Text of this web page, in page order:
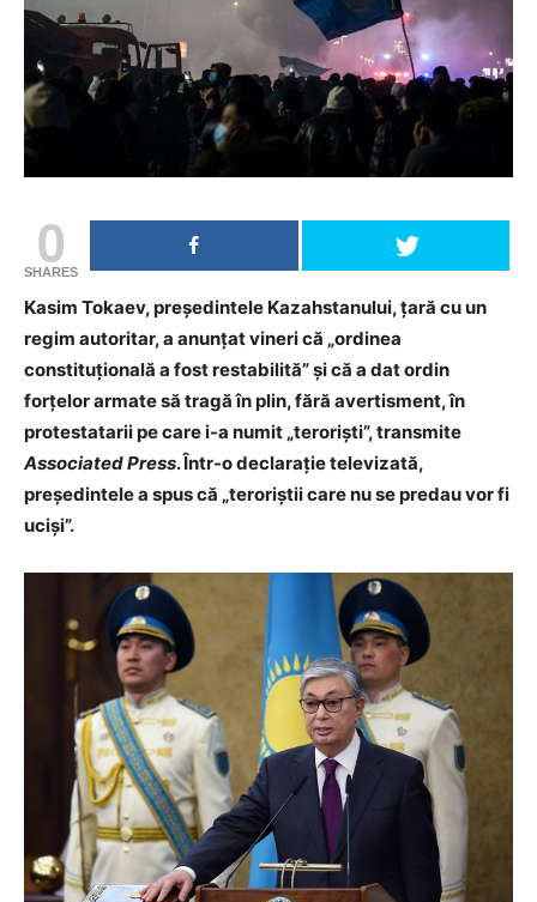
0
SHARES
Kasim Tokaev, președintele Kazahstanului, țară cu un
regim autoritar, a anunțat vineri că „ordinea
constituțională a fost restabilită” și că a dat ordin
forțelor armate să tragă în plin, fără avertisment, în
protestatarii pe care i-a numit „teroriști”, transmite
Associated Press. Într-o declarație televizată,
președintele a spus că „teroriștii care nu se predau vor fi
uciși”.